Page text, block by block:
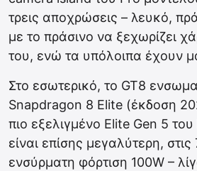
τρεις αποχρώσεις – λευκό,
με το πράσινο να ξεχωρίζει
του, ενώ τα υπόλοιπα έχουν
Στο εσωτερικό, το GT8
Snapdragon 8 Elite (έκδοση
πιο εξελιγμένο Elite Gen 5
είναι επίσης μεγαλύτερη,
ενσύρματη φόρτιση 100W –